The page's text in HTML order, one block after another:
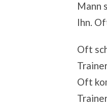
Mann
Ihn.
Oft
Oft